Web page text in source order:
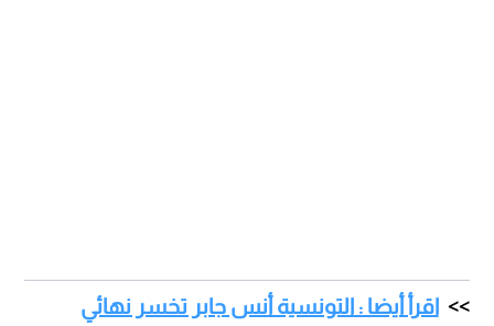
اقرأ أيضا : التونسية أنس جابر تخسر نهائي